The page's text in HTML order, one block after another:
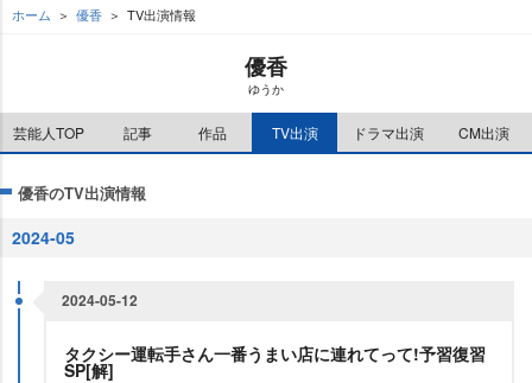
ホーム 優香 TV出演情報
優香
ゆうか
芸能人TOP 記事 作品 TV出演 ドラマ出演 CM出演
優香のTV出演情報
2024-05
2024-05-12
タクシー運転手さん一番うまい店に連れてって!予習復習
SP[解]